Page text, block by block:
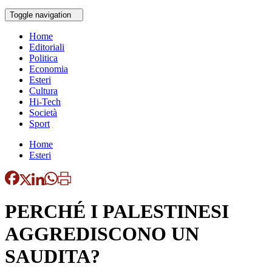
Toggle navigation
Home
Editoriali
Politica
Economia
Esteri
Cultura
Hi-Tech
Società
Sport
Home
Esteri
PERCHÉ I PALESTINESI
AGGREDISCONO UN
SAUDITA?